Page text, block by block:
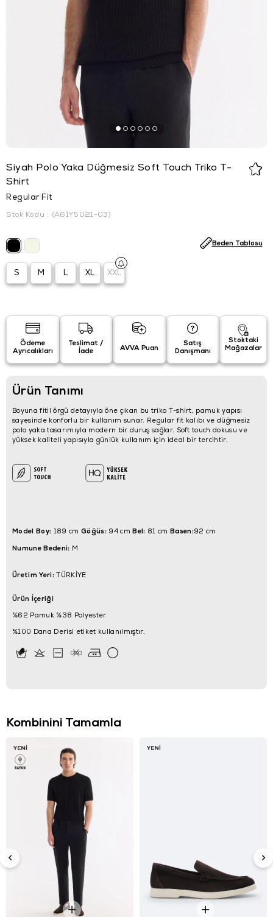
Siyah Polo Yaka Düğmesiz Soft Touch Triko T-
Shirt
Regular Fit
Stok Kodu (A61Y5021-03)
S M L XL XXL
Beden Tablosu
Ödeme
Ayrıcalıkları
Teslimat /
İade
AVVA Puan
Satış
Danışmanı
Stoktaki
Mağazalar
Ürün Tanımı
Boyuna fitil örgü detayıyla öne çıkan bu triko T-shirt, pamuk yapısı
sayesinde konforlu bir kullanım sunar. Regular fit kalıbı ve düğmesiz
polo yaka tasarımıyla modern bir duruş sağlar. Soft touch dokusu ve
yüksek kaliteli yapısıyla günlük kullanım için ideal bir tercihtir.
Model Boy: 189 cm Göğüs:94 cmBel: 81 cm Basen:92 cm
Numune Bedeni: M
Üretim Yeri:TÜRKİYE
Ürün İçeriği
%62 Pamuk %38 Polyester
%100 Dana Derisi etiket kullanılmıştır.
Kombinini Tamamla